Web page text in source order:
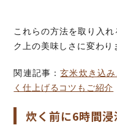
これらの方法を取り入
ク上の美味しさに変わり
関連記事：玄米炊き込
く仕上げるコツもご紹介
炊く前に6時間浸